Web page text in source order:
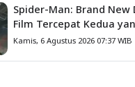
Spider-Man: Brand New
Film Tercepat Kedua
Tembus US$1 Miliar
Kamis, 6 Agustus 2026 07:37 WIB